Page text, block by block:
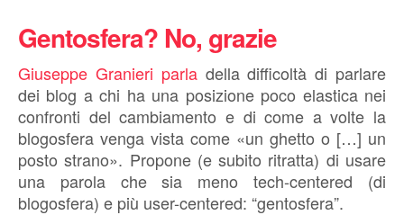
Gentosfera? No, grazie
Giuseppe Granieri parladella difficoltà di parlare
dei blog a chi ha una posizione poco elastica nei
confronti del cambiamento e di come a volte la
blogosfera venga vista come «un ghetto o […] un
posto strano». Propone (e subito ritratta) di usare
una parola che sia meno tech-centered (di
blogosfera) e più user-centered: “gentosfera”.